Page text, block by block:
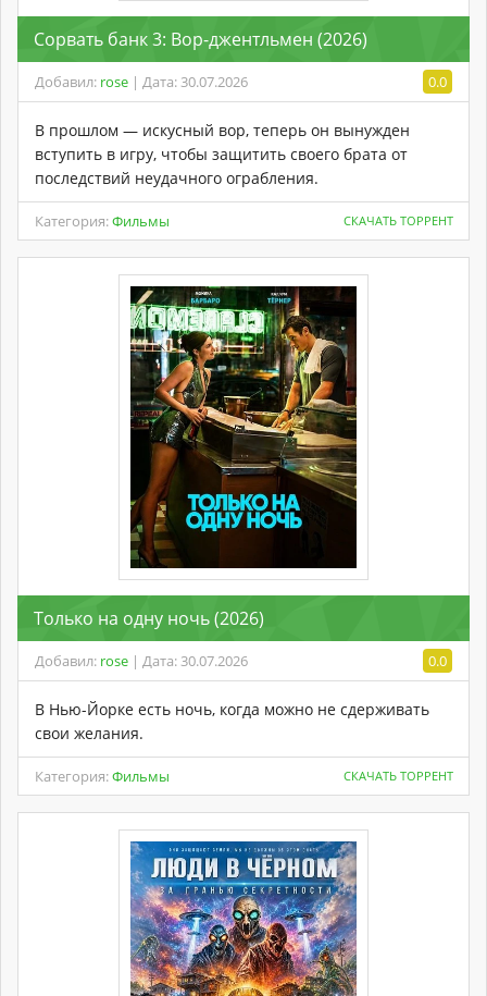
Сорвать банк 3: Вор-джентльмен (2026)
Добавил: rose | Дата: 30.07.2026 0.0
В прошлом — искусный вор, теперь он вынужден
вступить в игру, чтобы защитить своего брата от
последствий неудачного ограбления.
Категория:Фильмы СКАЧАТЬ ТОРРЕНТ
Только на одну ночь (2026)
Добавил: rose | Дата: 30.07.2026 0.0
В Нью-Йорке есть ночь, когда можно не сдерживать
свои желания.
Категория:Фильмы СКАЧАТЬ ТОРРЕНТ